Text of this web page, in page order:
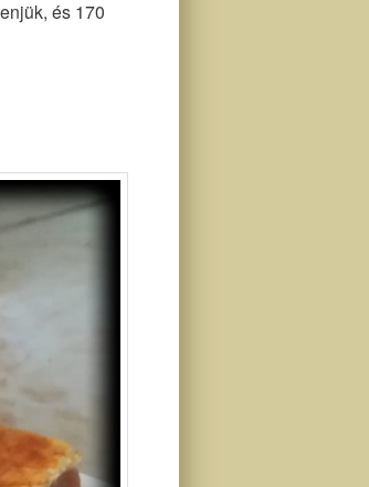
és 170